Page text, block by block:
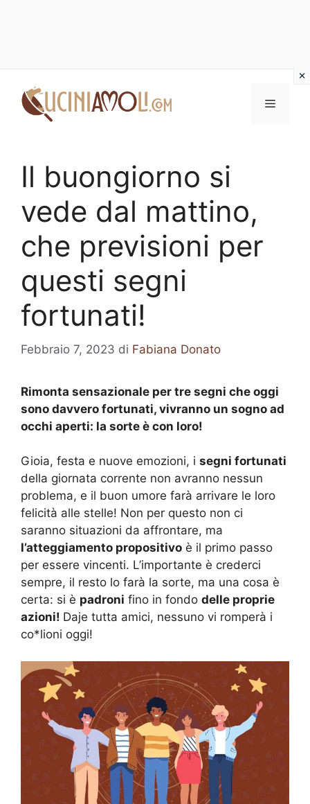
contenuto
Menu
Il buongiorno si
vede dal mattino,
che previsioni per
questi segni
fortunati!
Febbraio 7, 2023 di Fabiana Donato
Rimonta sensazionale per tre segni che oggi
sono davvero fortunati, vivranno un sogno ad
occhi aperti: la sorte è con loro!
Gioia, festa e nuove emozioni, i segni fortunati
della giornata corrente non avranno nessun
problema, e il buon umore farà arrivare le loro
felicità alle stelle! Non per questo non ci
saranno situazioni da affrontare, ma
l’atteggiamento propositivo è il primo passo
per essere vincenti. L’importante è crederci
sempre, il resto lo farà la sorte, ma una cosa è
certa: si è padroni fino in fondo delle proprie
azioni! Daje tutta amici, nessuno vi romperà i
co*lioni oggi!